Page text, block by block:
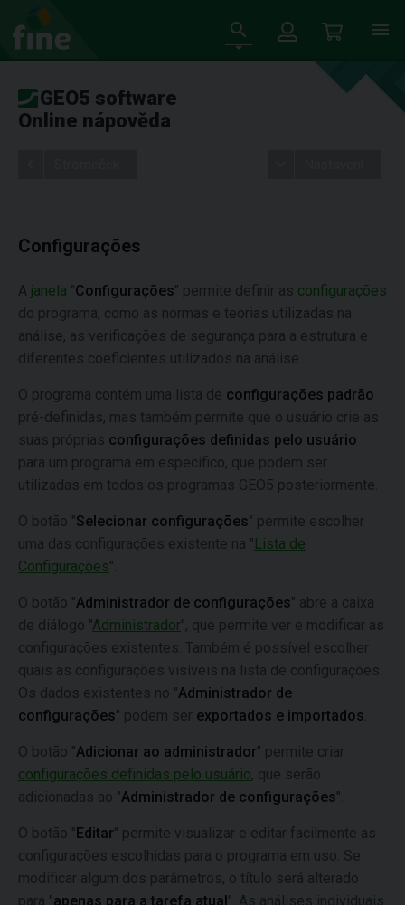
GEO5 software
Online nápověda
Configurações
A janela "Configurações" permite definir as configurações
do programa, como as normas e teorias utilizadas na
análise, as verificações de segurança para a estrutura e
diferentes coeficientes utilizados na análise.
O programa contém uma lista de configurações padrão
pré-definidas, mas também permite que o usuário crie as
suas próprias configurações definidas pelo usuário
para um programa em específico, que podem ser
utilizadas em todos os programas GEO5 posteriormente.
O botão "Selecionar configurações" permite escolher
uma das configurações existente na "Lista de
Configurações".
O botão "Administrador de configurações" abre a caixa
de diálogo "Administrador", que permite ver e modificar as
configurações existentes. Também é possível escolher
quais as configurações visíveis na lista de configurações.
Os dados existentes no "Administrador de
configurações" podem ser exportados e importados
O botão "Adicionar ao administrador" permite criar
configurações definidas pelo usuário, que serão
adicionadas ao "Administrador de configurações".
O botão "Editar" permite visualizar e editar facilmente as
configurações escolhidas para o programa em uso. Se
modificar algum dos parâmetros, o título será alterado
para "apenas para a tarefa atual". As análises individuais